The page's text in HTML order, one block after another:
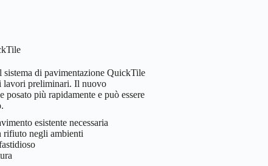
di pavimentazione QuickTile
lavori preliminari. Il nuovo
più rapidamente e può essere
esistente necessaria
rifiuto negli ambienti